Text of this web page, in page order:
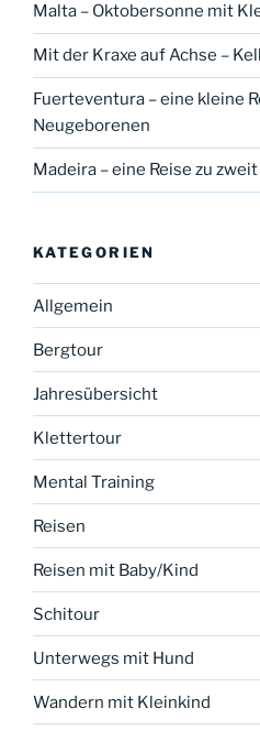
Malta – Oktobersonne mit
Mit der Kraxe auf Achse –
Fuerteventura – eine kleine
Neugeborenen
Madeira – eine Reise zu
KATEGORIEN
Allgemein
Bergtour
Jahresübersicht
Klettertour
Mental Training
Reisen
Reisen mit Baby/Kind
Schitour
Unterwegs mit Hund
Wandern mit Kleinkind